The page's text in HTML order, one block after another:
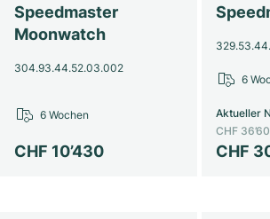
Speedmaster
Moonwatch
304.93.44.52.03.002
CHF 10’430
6 Wochen
CHF
Aktueller
CHF
6